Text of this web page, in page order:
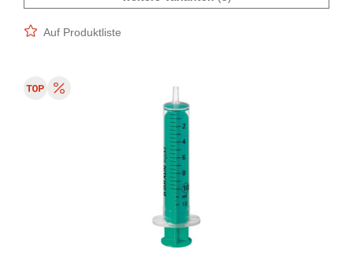
Auf Produktliste